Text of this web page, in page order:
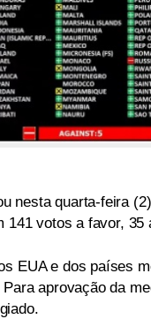
nesta quarta-feira
141 votos a favor,
EUA e dos países
aprovação da